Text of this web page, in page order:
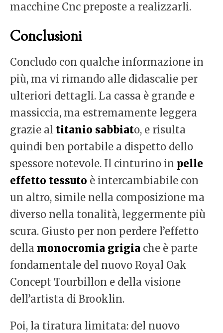
macchine Cnc preposte a realizzarli.
Conclusioni
Concludo con qualche informazione in
più, ma vi rimando alle didascalie per
ulteriori dettagli. La cassa è grande e
massiccia, ma estremamente leggera
grazie al titanio sabbiato, e risulta
quindi ben portabile a dispetto dello
spessore notevole. Il cinturino in pelle
effetto tessuto è intercambiabile con
un altro, simile nella composizione ma
diverso nella tonalità, leggermente più
scura. Giusto per non perdere l’effetto
della monocromia grigia che è parte
fondamentale del nuovo Royal Oak
Concept Tourbillon e della visione
dell’artista di Brooklin.
Poi, la tiratura limitata: del nuovo